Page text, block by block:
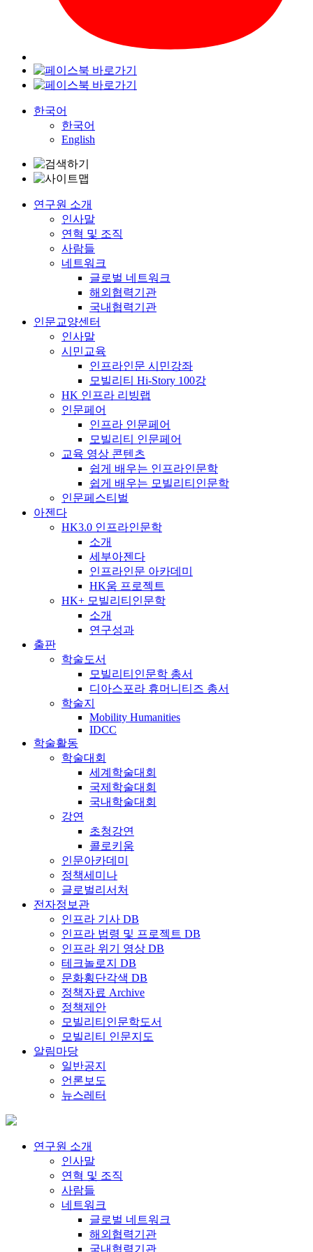
한국어
한국어
English
연구원 소개
인사말
연혁 및 조직
사람들
네트워크
글로벌 네트워크
해외협력기관
국내협력기관
인문교양센터
인사말
시민교육
인프라인문 시민강좌
모빌리티 Hi-Story 100강
HK 인프라 리빙랩
인문페어
인프라 인문페어
모빌리티 인문페어
교육 영상 콘텐츠
쉽게 배우는 인프라인문학
쉽게 배우는 모빌리티인문학
인문페스티벌
아젠다
HK3.0 인프라인문학
소개
세부아젠다
인프라인문 아카데미
HK움 프로젝트
HK+ 모빌리티인문학
소개
연구성과
출판
학술도서
모빌리티인문학 총서
디아스포라 휴머니티즈 총서
학술지
Mobility Humanities
IDCC
학술활동
학술대회
세계학술대회
국제학술대회
국내학술대회
강연
초청강연
콜로키움
인문아카데미
정책세미나
글로벌리서처
전자정보관
인프라 기사 DB
인프라 법령 및 프로젝트 DB
인프라 위기 영상 DB
테크놀로지 DB
문화횡단각색 DB
정책자료 Archive
정책제안
모빌리티인문학도서
모빌리티 인문지도
알림마당
일반공지
언론보도
뉴스레터
연구원 소개
인사말
연혁 및 조직
사람들
네트워크
글로벌 네트워크
해외협력기관
국내협력기관